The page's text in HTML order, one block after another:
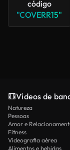
código
"COVERR15"
Vídeos de
Natureza
Pessoas
Amor e
Fitness
Videografia aérea
Alimentos e bebidas